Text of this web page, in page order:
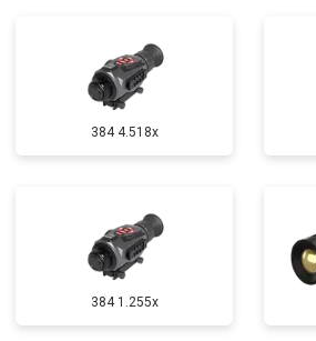
384 4.518x
384 1.255х